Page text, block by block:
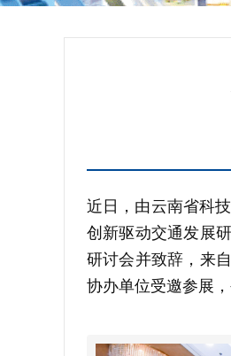
近日，由云南省科
创新驱动交通发展
研讨会并致辞，来
协办单位受邀参展